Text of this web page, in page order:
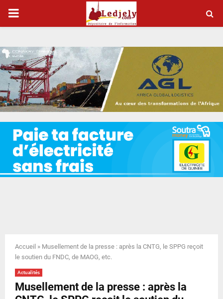
P
I
M
A
R
Y
N
U
Accueil » Musellement de la presse : après la CNTG, le SPPG reçoit
le soutien du FNDC, de MAOG, etc.
Actualités
Musellement de la presse : après la